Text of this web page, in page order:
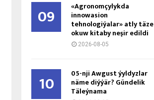
09 «Agronomçylykda
innowasion
tehnologiýalar» atly täze
okuw kitaby neşir edildi
2026-08-05
10 05-nji Awgust ýyldyzlar
näme diýýär? Gündelik
Täleýnama